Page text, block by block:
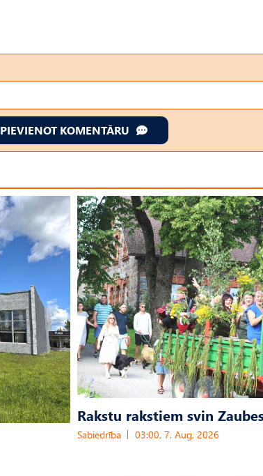
PIEVIENOT KOMENTĀRU
Rakstu rakstiem svin
Sabiedrība 03:00, 7. Aug, 2026